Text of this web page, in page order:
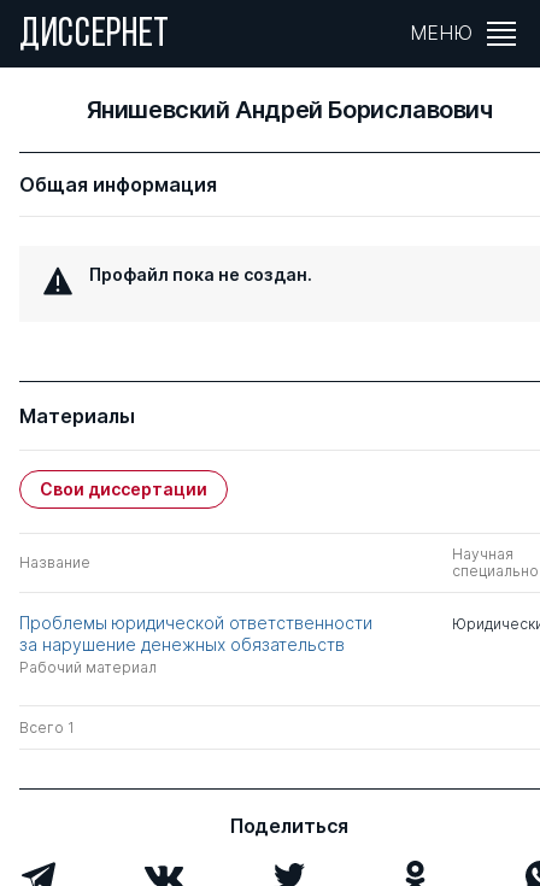
ДИССЕРНЕТ МЕНЮ
Янишевский Андрей Бориславович
Общая информация
Профайл пока не создан.
Материалы
Свои диссертации
Название
Научная
Проблемы юридической ответственности
за нарушение денежных обязательств
Рабочий материал
Всего 1
Поделиться